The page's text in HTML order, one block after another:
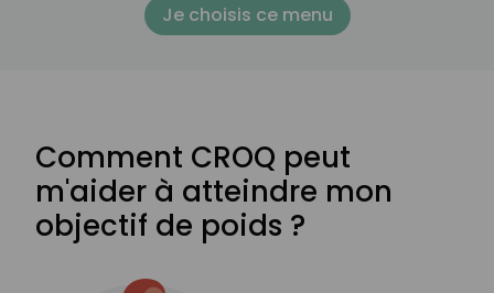
Je choisis ce menu
Comment CROQ peut
m'aider à atteindre mon
objectif de poids ?